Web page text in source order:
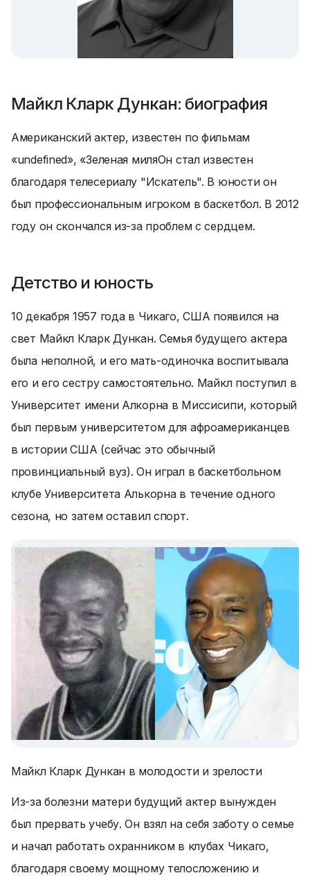
Майкл Кларк Дункан: биография
Американский актер, известен по фильмам
«undefined», «Зеленая миляОн стал известен
благодаря телесериалу "Искатель". В юности он
был профессиональным игроком в баскетбол. В 2012
году он скончался из-за проблем с сердцем.
Детство и юность
10 декабря 1957 года в Чикаго, США появился на
свет Майкл Кларк Дункан. Семья будущего актера
была неполной, и его мать-одиночка воспитывала
его и его сестру самостоятельно. Майкл поступил в
Университет имени Алкорна в Миссисипи, который
был первым университетом для афроамериканцев
в истории США (сейчас это обычный
провинциальный вуз). Он играл в баскетбольном
клубе Университета Алькорна в течение одного
сезона, но затем оставил спорт.
Майкл Кларк Дункан в молодости и зрелости
Из-за болезни матери будущий актер вынужден
был прервать учебу. Он взял на себя заботу о семье
и начал работать охранником в клубах Чикаго,
благодаря своему мощному телосложению и